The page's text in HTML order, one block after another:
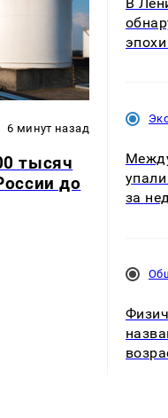
6 минут назад
тысяч
до
за